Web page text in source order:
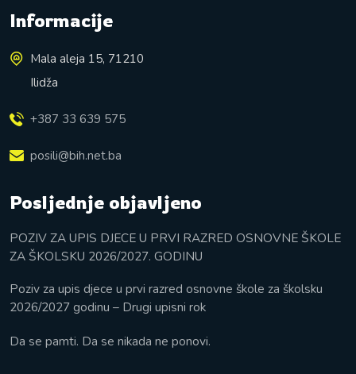
Informacije
Mala aleja 15, 71210
Ilidža
+387 33 639 575
posili@bih.net.ba
Posljednje objavljeno
POZIV ZA UPIS DJECE U PRVI RAZRED OSNOVNE ŠKOLE
ZA ŠKOLSKU 2026/2027. GODINU
Poziv za upis djece u prvi razred osnovne škole za školsku
2026/2027 godinu – Drugi upisni rok
Da se pamti. Da se nikada ne ponovi.